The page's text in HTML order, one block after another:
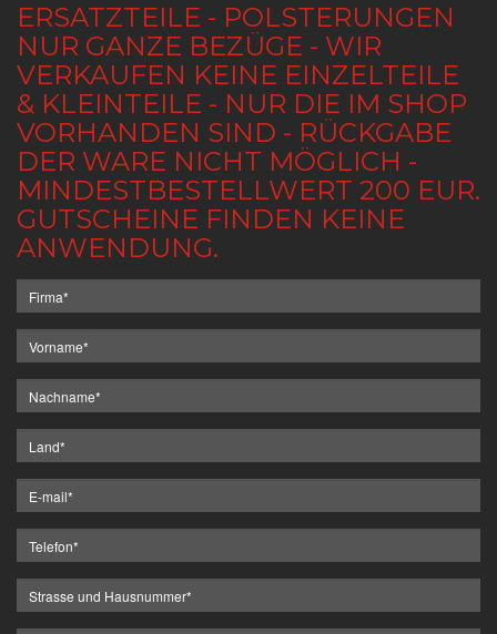
ERSATZTEILE - POLSTERUNGEN
NUR GANZE BEZÜGE - WIR
VERKAUFEN KEINE EINZELTEILE
& KLEINTEILE - NUR DIE IM SHOP
VORHANDEN SIND - RÜCKGABE
DER WARE NICHT MÖGLICH -
MINDESTBESTELLWERT 200 EUR.
GUTSCHEINE FINDEN KEINE
ANWENDUNG.